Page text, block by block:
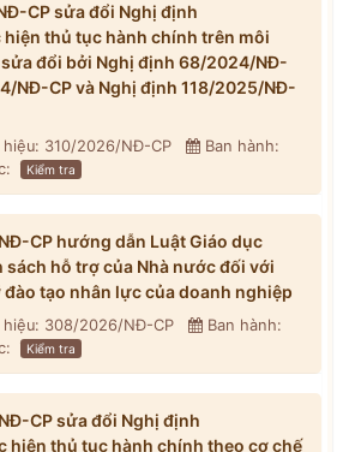
CP sửa đổi Nghị định
thủ tục hành chính trên môi
đổi bởi Nghị định 68/2024/NĐ-
NĐ-CP và Nghị định 118/2025/NĐ-
hiệu: 310/2026/NĐ-CP
Ban hành:
Kiểm tra
CP hướng dẫn Luật Giáo dục
hỗ trợ của Nhà nước đối với
tạo nhân lực của doanh nghiệp
hiệu: 308/2026/NĐ-CP
Ban hành:
Kiểm tra
CP sửa đổi Nghị định
hiện thủ tục hành chính theo cơ chế